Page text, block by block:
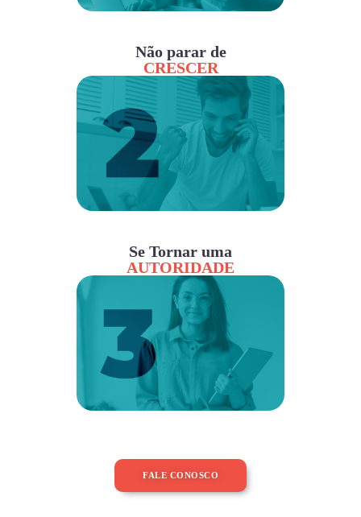
Não parar de
CRESCER
Se Tornar uma
AUTORIDADE
FALE CONOSCO